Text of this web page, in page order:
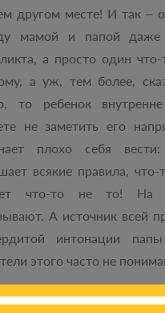
другом месте! И так –
мамой и папой даже
а просто один что-
а уж, тем более,
то ребенок
не заметить его
плохо себя
всякие правила,
что-то не то! На
А источник всей
интонации
этого часто не
С ЭМОЦИЯМИ